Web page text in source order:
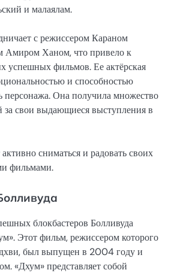
и малаялам.
с режиссером Караном
Амиром Ханом, что привело к
успешных фильмов. Ее актёрская
и способностью
персонажа. Она получила множество
свои выдающиеся выступления в
сниматься и радовать своих
фильмами.
блокбастеров Болливуда
Этот фильм, режиссером которого
был выпущен в 2004 году и
«Дхум» представляет собой